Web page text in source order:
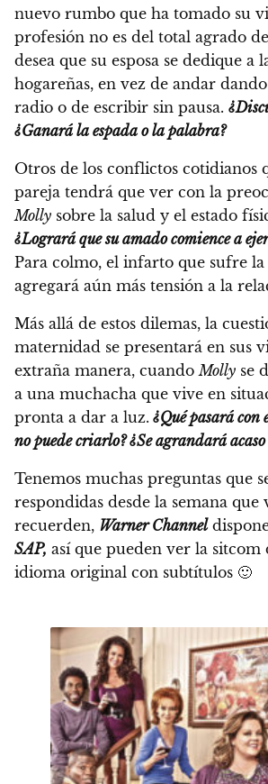
nuevo rumbo que ha tomado su
profesión no es del total agrado
desea que su esposa se dedique a
hogareñas, en vez de andar
radio o de escribir sin pausa.
¿Ganará la espada o la palabra?
Otros de los conflictos cotidianos
pareja tendrá que ver con la
Molly sobre la salud y el estado
¿Logrará que su amado comience a
Para colmo, el infarto que sufre
agregará aún más tensión a la
Más allá de estos dilemas, la
maternidad se presentará en sus
extraña manera, cuandoMolly se
a una muchacha que vive en
pronta a dar a luz. ¿Qué pasará con
no puede criarlo? ¿Se agrandará
Tenemos muchas preguntas que
respondidas desde la semana que
recuerden, Warner Channel
SAP, así que pueden ver la sitcom
idioma original con subtítulos 🙂